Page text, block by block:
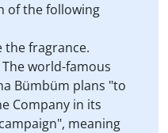
of the following
the fragrance.
world-famous
Bümbüm plans "to
Company in its
meaning